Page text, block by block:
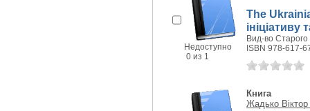
Недоступно
0 из 1
The
ініціативу
Вид-во Старого
ISBN 978-617-
Книга
Жадько